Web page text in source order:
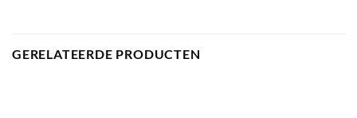
GERELATEERDE PRODUCTEN